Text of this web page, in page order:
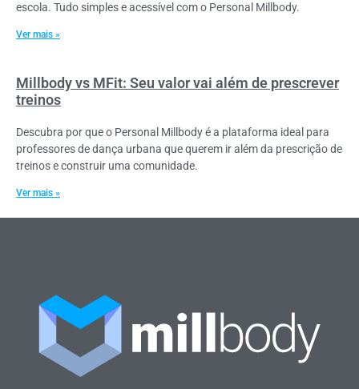
escola. Tudo simples e acessível com o Personal Millbody.
Ver mais »
Millbody vs MFit: Seu valor vai além de prescrever
treinos
Descubra por que o Personal Millbody é a plataforma ideal para
professores de dança urbana que querem ir além da prescrição de
treinos e construir uma comunidade.
Ver mais »